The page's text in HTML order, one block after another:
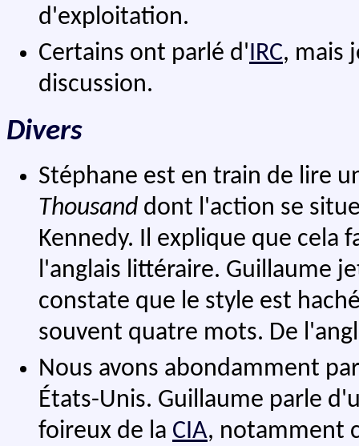
d'exploitation.
Certains ont parlé d'IRC, mais
discussion.
Divers
Stéphane est en train de lire
Thousand dont l'action se
Kennedy. Il explique que cela
l'anglais littéraire. Guillaume
constate que le style est
souvent quatre mots. De
Nous avons abondamment
États-Unis. Guillaume parle
foireux de la CIA, notamment